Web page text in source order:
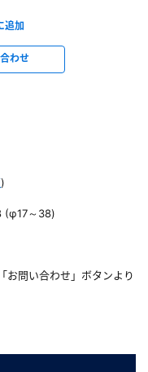
)
(φ17～38)
お問い合わせ」ボタンより
追加
わせ